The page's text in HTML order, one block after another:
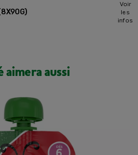
Voir
les
infos
aimera aussi